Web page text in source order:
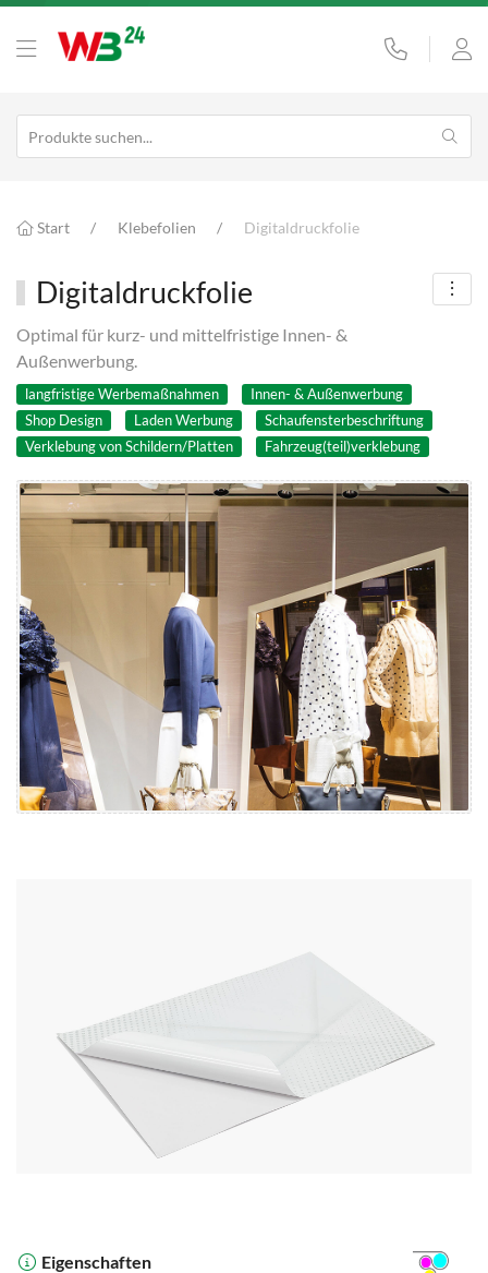
Start Klebefolien Digitaldruckfolie
Digitaldruckfolie
Optimal für kurz- und mittelfristige Innen- &
Außenwerbung.
langfristige Werbemaßnahmen
Innen- & Außenwerbung
Shop Design
Laden Werbung
Schaufensterbeschriftung
Verklebung von Schildern/Platten
Fahrzeug(teil)verklebung
Eigenschaften